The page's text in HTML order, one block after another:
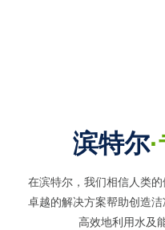
滨特尔
在滨特尔，我们相信人类
卓越的解决方案帮助创造
高效地利用水及